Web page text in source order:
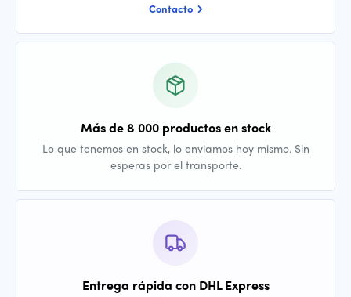
Contacto
Más de 8 000 productos en stock
Lo que tenemos en stock, lo enviamos hoy mismo. Sin
esperas por el transporte.
Entrega rápida con DHL Express